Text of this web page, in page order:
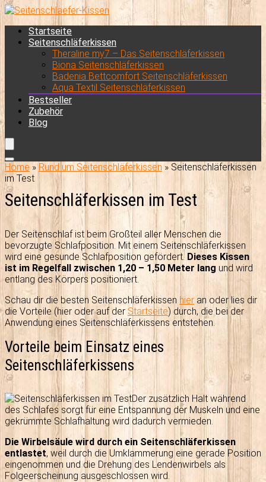
Startseite
Seitenschläferkissen
Theraline my7 – Das Seitenschläferkissen
Biona Seitenschläferkissen
Badenia Bettcomfort Seitenschläferkissen
Aqua Textil Seitenschläferkissen
Bestseller
Zubehör
Blog
Home » Rund um Seitenschläferkissen » Seitenschläferkissen
im Test
Seitenschläferkissen im Test
Der Seitenschlaf ist beim Großteil aller Menschen die
bevorzugte Schlafposition. Mit einem Seitenschläferkissen
wird eine gesunde Schlafposition gefördert. Dieses Kissen
ist im Regelfall zwischen 1,20 – 1,50 Meter lang und wird
entlang des Körpers positioniert.
Schau dir die besten Seitenschläferkissen hier an oder lies dir
die Vorteile (hier oder auf der Startseite) durch, die bei der
Anwendung eines Seitenschläferkissens entstehen.
Vorteile beim Einsatz eines
Seitenschläferkissens
Der zusätzlich Halt während
des Schlafes sorgt für eine Entspannung der Muskeln und eine
gekrümmte Schlafhaltung wird dadurch vermieden.
Die Wirbelsäule wird durch ein Seitenschläferkissen
entlastet, weil durch die Umklammerung eine gerade Position
eingenommen und die Drehung des Lendenwirbels als
Folgeerscheinung ausgeschlossen wird.